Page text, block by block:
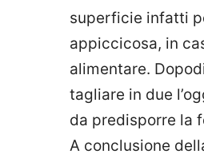
superficie infatti
appiccicosa, in
alimentare.
tagliare in due
da predisporre la
A conclusione